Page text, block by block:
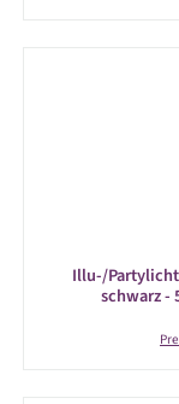
Illu-/
schwarz -